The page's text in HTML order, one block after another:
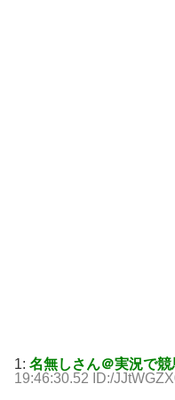
1: 名無しさん＠実況で競
19:46:30.52 ID:/